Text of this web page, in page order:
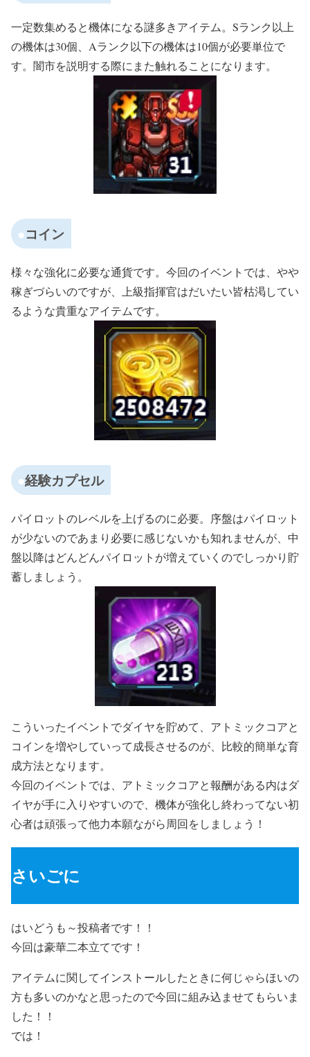
一定数集めると機体になる謎多きアイテム。Sランク以上
の機体は30個、Aランク以下の機体は10個が必要単位で
す。闇市を説明する際にまた触れることになります。
コイン
様々な強化に必要な通貨です。今回のイベントでは、やや
稼ぎづらいのですが、上級指揮官はだいたい皆枯渇してい
るような貴重なアイテムです。
経験カプセル
パイロットのレベルを上げるのに必要。序盤はパイロット
が少ないのであまり必要に感じないかも知れませんが、中
盤以降はどんどんパイロットが増えていくのでしっかり貯
蓄しましょう。
こういったイベントでダイヤを貯めて、アトミックコアと
コインを増やしていって成長させるのが、比較的簡単な育
成方法となります。
今回のイベントでは、アトミックコアと報酬がある内はダ
イヤが手に入りやすいので、機体が強化し終わってない初
心者は頑張って他力本願ながら周回をしましょう！
さいごに
はいどうも～投稿者です！！
今回は豪華二本立てです！
アイテムに関してインストールしたときに何じゃらほいの
方も多いのかなと思ったので今回に組み込ませてもらいま
した！！
では！